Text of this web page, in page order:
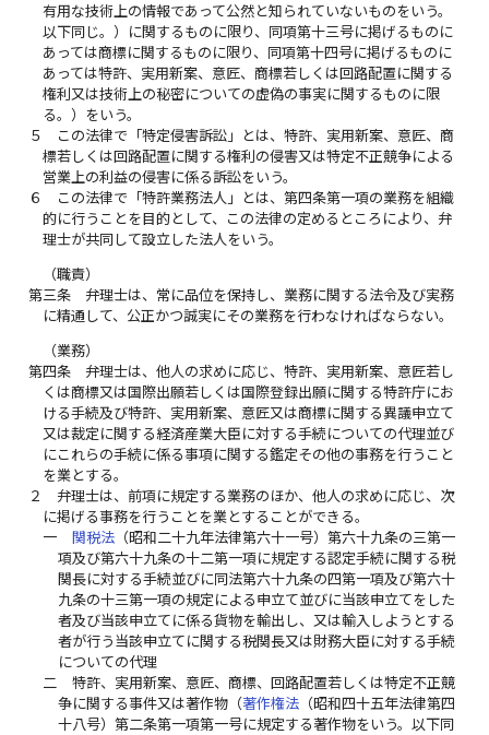
有用な技術上の情報であって公然と知られていないものをいう。
以下同じ。）に関するものに限り、同項第十三号に掲げるものに
あっては商標に関するものに限り、同項第十四号に掲げるものに
あっては特許、実用新案、意匠、商標若しくは回路配置に関する
権利又は技術上の秘密についての虚偽の事実に関するものに限
る。）をいう。
５
この法律で「特定侵害訴訟」とは、特許、実用新案、意匠、商
標若しくは回路配置に関する権利の侵害又は特定不正競争による
営業上の利益の侵害に係る訴訟をいう。
６
この法律で「特許業務法人」とは、第四条第一項の業務を組織
的に行うことを目的として、この法律の定めるところにより、弁
理士が共同して設立した法人をいう。
（職責）
第三条
弁理士は、常に品位を保持し、業務に関する法令及び実務
に精通して、公正かつ誠実にその業務を行わなければならない。
（業務）
第四条
弁理士は、他人の求めに応じ、特許、実用新案、意匠若し
くは商標又は国際出願若しくは国際登録出願に関する特許庁にお
ける手続及び特許、実用新案、意匠又は商標に関する異議申立て
又は裁定に関する経済産業大臣に対する手続についての代理並び
にこれらの手続に係る事項に関する鑑定その他の事務を行うこと
を業とする。
２
弁理士は、前項に規定する業務のほか、他人の求めに応じ、次
に掲げる事務を行うことを業とすることができる。
一
関税法（昭和二十九年法律第六十一号）第六十九条の三第一
項及び第六十九条の十二第一項に規定する認定手続に関する税
関長に対する手続並びに同法第六十九条の四第一項及び第六十
九条の十三第一項の規定による申立て並びに当該申立てをした
者及び当該申立てに係る貨物を輸出し、又は輸入しようとする
者が行う当該申立てに関する税関長又は財務大臣に対する手続
についての代理
二
特許、実用新案、意匠、商標、回路配置若しくは特定不正競
争に関する事件又は著作物（著作権法（昭和四十五年法律第四
十八号）第二条第一項第一号に規定する著作物をいう。以下同